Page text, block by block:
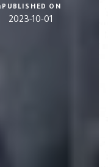
PUBLISHED ON:
2023-10-01